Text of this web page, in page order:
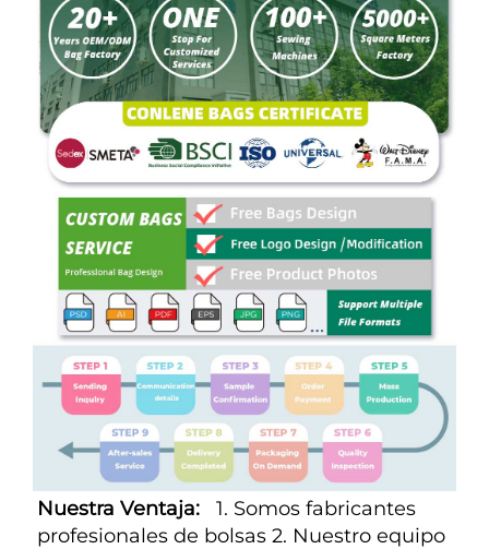
Nuestra Ventaja: 1. Somos fabricantes
profesionales de bolsas 2. Nuestro equipo